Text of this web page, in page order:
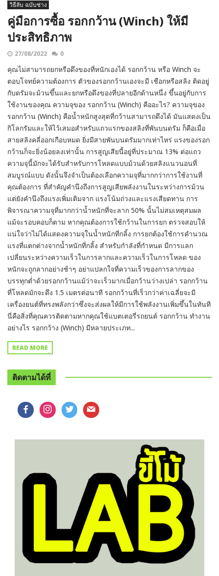
วิธีลับ ฉบับช่าง
คู่มือการซื้อ รอกกว้าน (Winch) ให้มี
ประสิทธิภาพ
27/08/2022 0
คุณไม่สามารถยกหรือดึงของที่หนักเองได้ รอกกว้าน หรือ Winch จะ
ตอบโจทย์ความต้องการ ตัวของรอกกว้านเองจะมี เชือกหรือสลิง ติดอยู่
กับดรัมจะม้วนขึ้นและยกหรือดึงของที่ปลายอีกด้านหนึ่ง ขึ้นอยู่กับการ
ใช้งานของคุณ ความจุของ รอกกว้าน (Winch) คืออะไร? ความจุของ
รอกกว้าน (Winch) คือน้ำหนักสูงสุดที่กว้านสามารถดึงได้ มันแสดงเป็น
กิโลกรัมและให้ไว้เสมอสำหรับแถวแรกของสลิงที่พันบนดรัม ก็คือเมื่อ
สายสลิงคลี่ออกเกือบหมด ยิ่งมีสายพันบนดรัมมากเท่าไหร่ แรงของรอก
กว้านก็จะยิ่งน้อยลงเท่านั้น การสูญเสียนี้อยู่ที่ประมาณ 13% ต่อแถว
ความจุนี้มักจะได้รับสำหรับการโหลดแบบม้วนด้วยสลิงแนวนอนที่
สมบูรณ์แบบ ดังนั้นจึงจำเป็นต้องเลือกความจุที่มากกว่าการใช้งานที่
คุณต้องการ ที่สำคัญคำนึงถึงการสูญเสียพลังงานในระหว่างการม้วน
แต่ยังคำนึงถึงแรงเพิ่มเติมจาก แรงโน้มถ่วงและแรงเสียดทาน การ
พิจารณาความจุที่มากกว่าน้ำหนักที่จะลาก 50% นั้นไม่สมเหตุสมผล
แม้จะรอบคอบก็ตาม หากคุณต้องการใช้กว้านในการยก ตรวจสอบให้
แน่ใจว่าไม่ได้แสดงความจุในน้ำหนักที่กลิ้ง การยกต้องใช้การคำนวณ
แรงที่แตกต่างจากน้ำหนักที่กลิ้ง สำหรับกำลังที่กำหนด มีการแลก
เปลี่ยนระหว่างความเร็วในการลากและความเร็วในการโหลด ของ
หนักจะถูกลากอย่างช้าๆ อย่าแปลกใจที่ความเร็วของการลากของ
บรรทุกต่ำด้วยรอกกว้านแม้ว่าจะเร็วมากเมื่อกว้านว่างเปล่า รอกกว้าน
ที่โหลดมักจะดึง 1.5 เมตรต่อนาที รอกกว้านที่เร็วกว่าค่าเฉลี่ยจะมี
เครื่องยนต์ที่ทรงพลังกว่าซึ่งจะส่งผลให้มีการใช้พลังงานเพิ่มขึ้นในทันที
นี่คือสิ่งที่คุณควรติดตามหากคุณใช้แบตเตอรี่รถยนต์ รอกกว้าน ทำงาน
อย่างไร รอกกว้าง (Winch) มีหลายประเภท...
READ MORE
ติดตามได้ที่
facebookinstagram
twitter mail